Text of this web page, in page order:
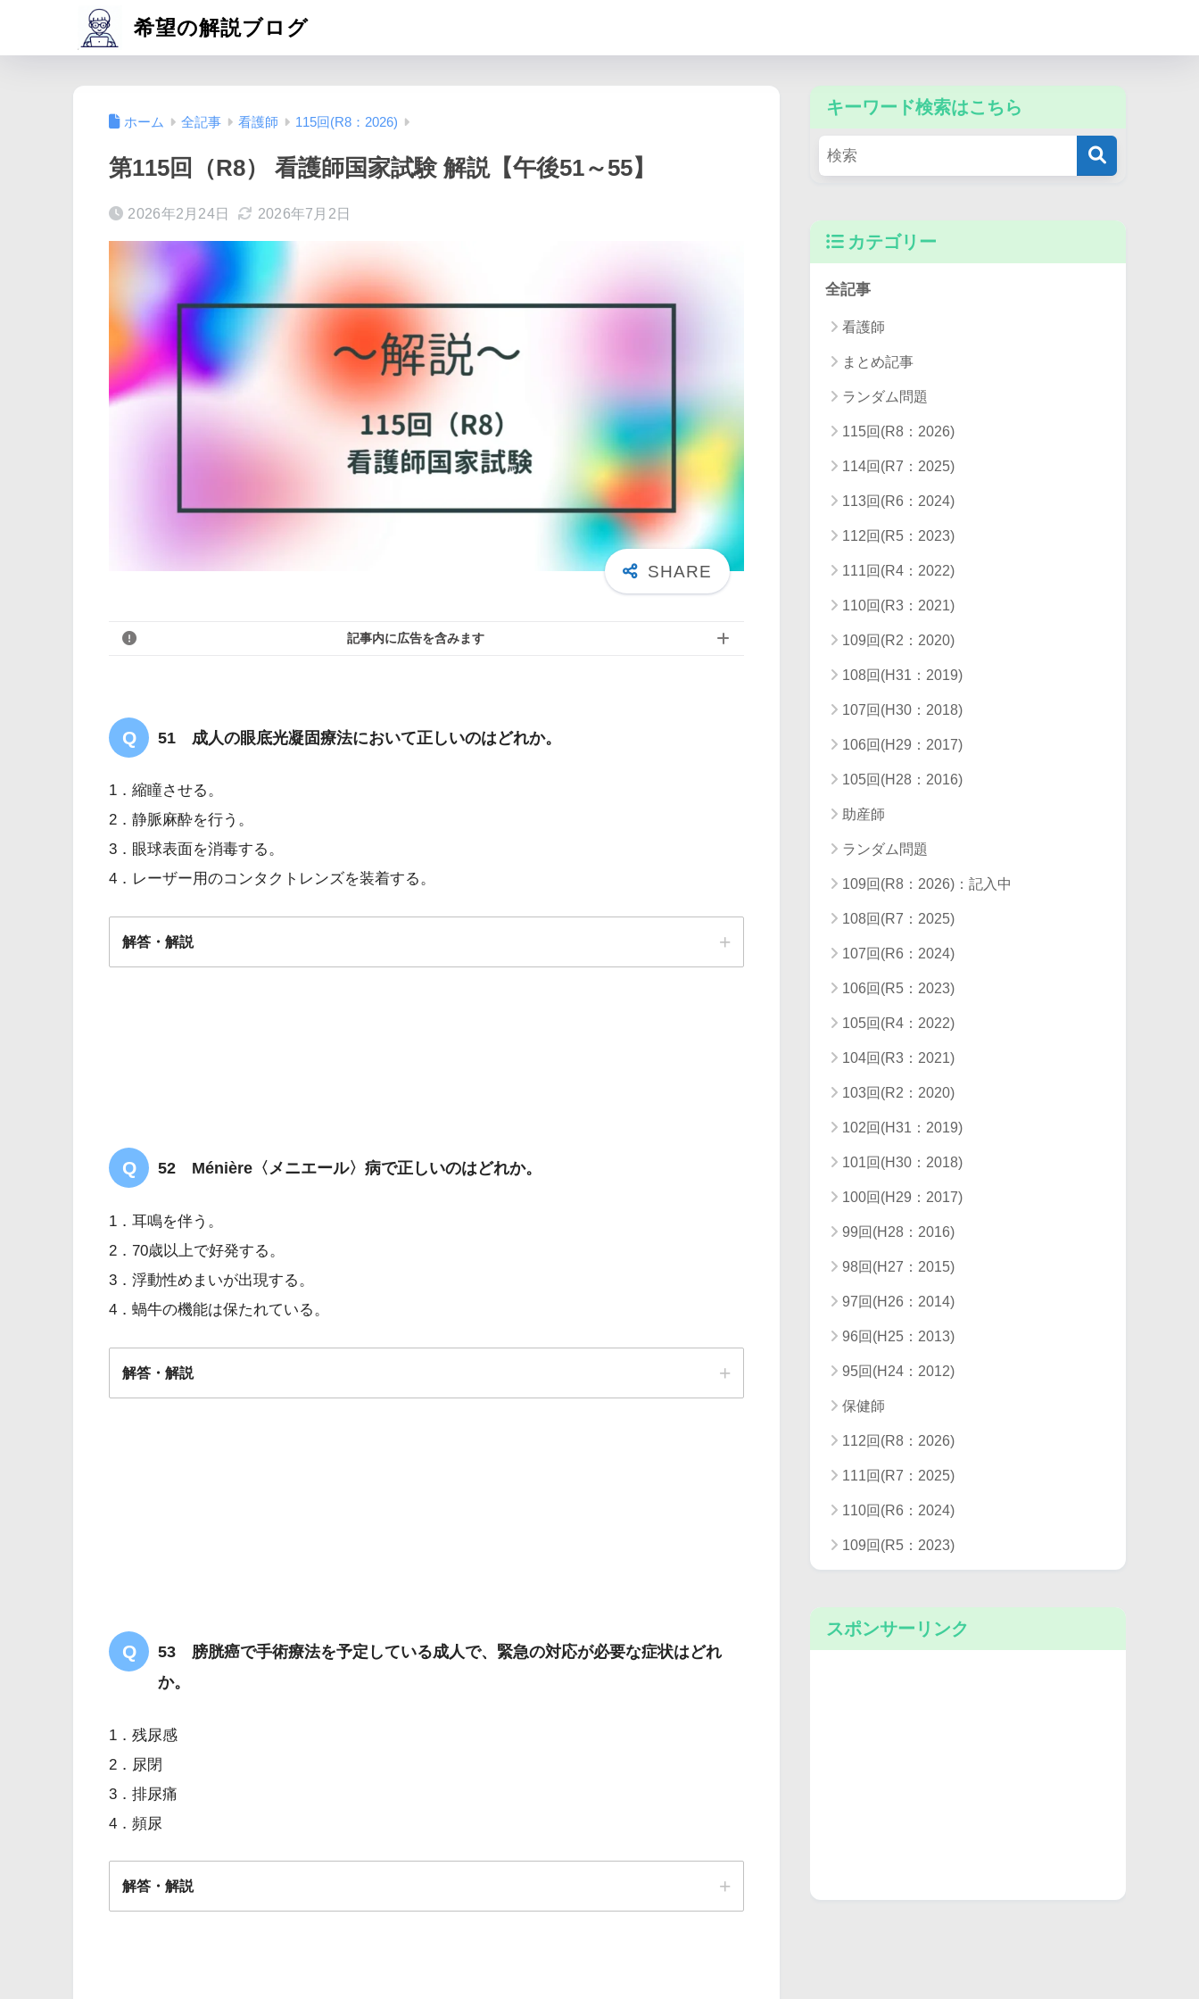
希望の解説ブログ
ホーム 全記事 看護師 115回(R8：2026)
第115回（R8） 看護師国家試験 解説【午後51～55】
2026年2月24日 2026年7月2日
記事内に広告を含みます
51 成人の眼底光凝固療法において正しいのはどれか。
1．縮瞳させる。
2．静脈麻酔を行う。
3．眼球表面を消毒する。
4．レーザー用のコンタクトレンズを装着する。
解答・解説
52 Ménière〈メニエール〉病で正しいのはどれか。
1．耳鳴を伴う。
2．70歳以上で好発する。
3．浮動性めまいが出現する。
4．蝸牛の機能は保たれている。
解答・解説
53 膀胱癌で手術療法を予定している成人で、緊急の対応が必要な症状はどれ
か。
1．残尿感
2．尿閉
3．排尿痛
4．頻尿
解答・解説
キーワード検索はこちら
カテゴリー
全記事
看護師
まとめ記事
ランダム問題
115回(R8：2026)
114回(R7：2025)
113回(R6：2024)
112回(R5：2023)
111回(R4：2022)
110回(R3：2021)
109回(R2：2020)
108回(H31：2019)
107回(H30：2018)
106回(H29：2017)
105回(H28：2016)
助産師
ランダム問題
109回(R8：2026)：記入中
108回(R7：2025)
107回(R6：2024)
106回(R5：2023)
105回(R4：2022)
104回(R3：2021)
103回(R2：2020)
102回(H31：2019)
101回(H30：2018)
100回(H29：2017)
99回(H28：2016)
98回(H27：2015)
97回(H26：2014)
96回(H25：2013)
95回(H24：2012)
保健師
112回(R8：2026)
111回(R7：2025)
110回(R6：2024)
109回(R5：2023)
スポンサーリンク